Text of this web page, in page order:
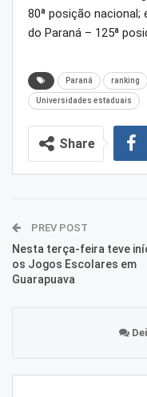
80ª posição nacional;
do Paraná – 125ª
Paraná ranking
Universidades estaduais
Share
PREV POST
Nesta terça-feira teve
os Jogos Escolares em
Guarapuava